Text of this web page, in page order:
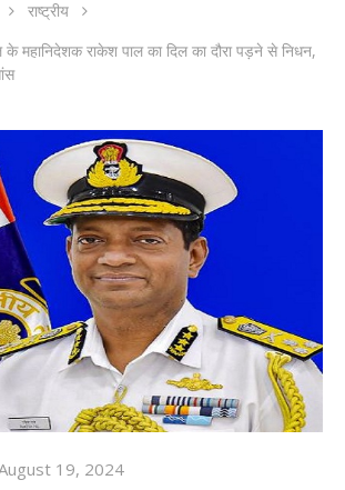
राष्ट्रीय
के महानिदेशक राकेश पाल का दिल का दौरा पड़ने से निधन,
19, 2024